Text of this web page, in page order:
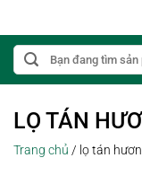
Tìm
kiếm:
LỌ TÁN
Trang chủ / lọ tán